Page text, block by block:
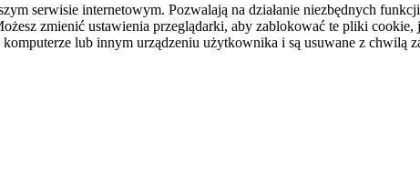
serwisie internetowym. Pozwalają na działanie niezbędnych
zmienić ustawienia przeglądarki, aby zablokować te pliki
lub innym urządzeniu użytkownika i są usuwane z chwilą